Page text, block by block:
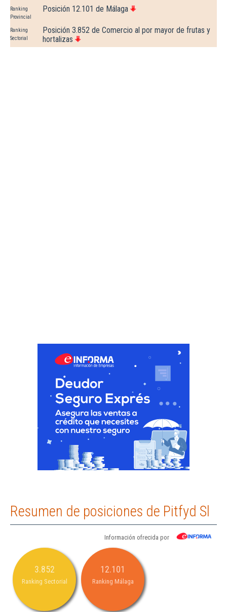
Ranking
Provincial
Posición 12.101 de Málaga
Ranking
Sectorial
Posición 3.852 de Comercio al por mayor de frutas y
hortalizas
Resumen de posiciones de Pitfyd Sl
Información ofrecida por
3.852
Ranking Sectorial
12.101
Ranking Málaga